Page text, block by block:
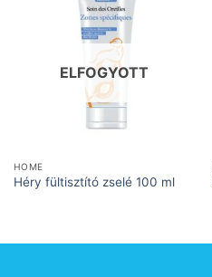
ELFOGYOTT
HOME
Héry fültisztító zselé 100 ml